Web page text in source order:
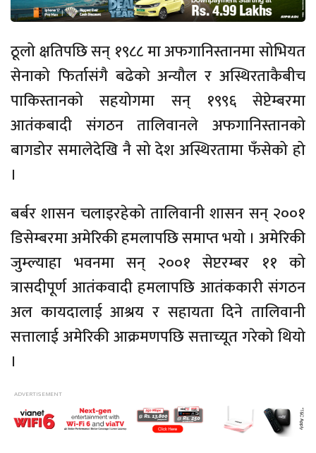
ठूलो क्षतिपछि सन् १९८८ मा अफगानिस्तानमा सोभियत
सेनाको फिर्तासंगै बढेको अन्यौल र अस्थिरताकैबीच
पाकिस्तानको सहयोगमा सन् १९९६ सेप्टेम्बरमा
आतंकबादी संगठन तालिवानले अफगानिस्तानको
बागडोर समालेदेखि नै सो देश अस्थिरतामा फँसेको हो
।
बर्बर शासन चलाइरहेको तालिवानी शासन सन् २००१
डिसेम्बरमा अमेरिकी हमलापछि समाप्त भयो । अमेरिकी
जुम्ल्याहा भवनमा सन् २००१ सेप्टरम्बर ११ को
त्रासदीपूर्ण आतंकवादी हमलापछि आतंककारी संगठन
अल कायदालाई आश्रय र सहायता दिने तालिवानी
सत्तालाई अमेरिकी आक्रमणपछि सत्ताच्यूत गरेको थियो
।